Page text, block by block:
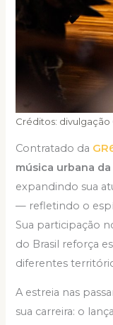
Créditos: divulgação
Contratado da
música urbana
expandindo sua
— refletindo o
Sua participação
do Brasil reforça
diferentes
A estreia nas
sua carreira: o